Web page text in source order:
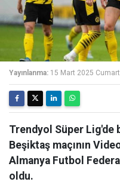
Yayınlanma: 15 Mart 2025
Trendyol Süper Lig'de
Beşiktaş maçının
Almanya Futbol
oldu.